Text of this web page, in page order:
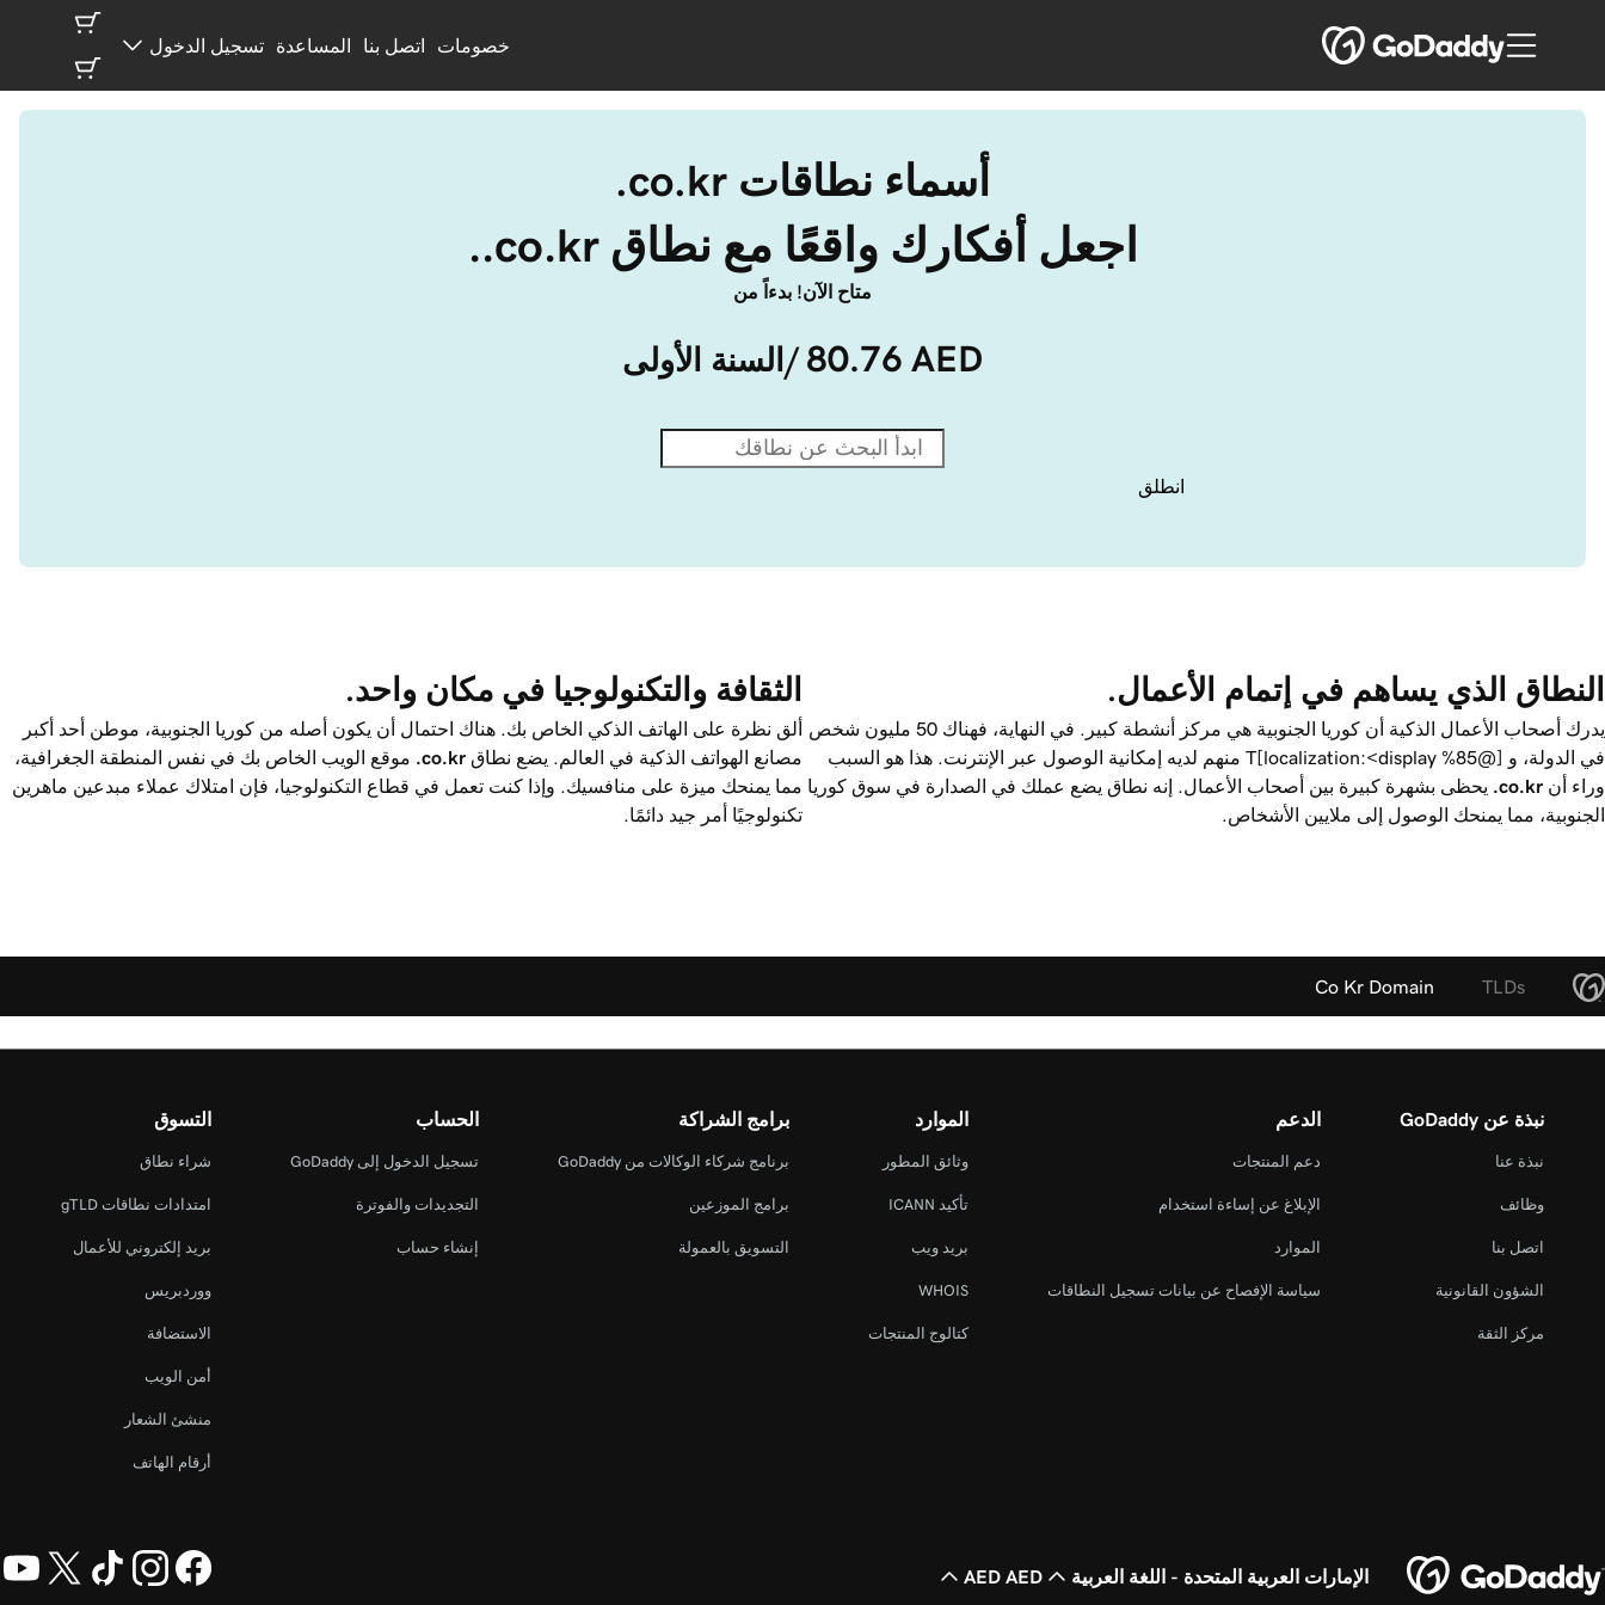
خصومات اتصل بنا المساعدة تسجيل الدخول
أسماء نطاقات ‎.co.kr
اجعل أفكارك واقعًا مع نطاق ‎.co.kr.
متاح الآن! بدءاً من
80.76 AED /السنة الأولى
انطلق
النطاق الذي يساهم في إتمام الأعمال.
يدرك أصحاب الأعمال الذكية أن كوريا الجنوبية هي مركز أنشطة كبير. في النهاية، فهناك 50 مليون شخص
في الدولة، و [@T[localization:<display%85
منهم لديه إمكانية الوصول عبر الإنترنت. هذا هو السبب
وراء أن ‎.co.kr يحظى بشهرة كبيرة بين أصحاب الأعمال. إنه نطاق يضع عملك في الصدارة في سوق كوريا
الجنوبية، مما يمنحك الوصول إلى ملايين الأشخاص.
الثقافة والتكنولوجيا في مكان واحد.
ألق نظرة على الهاتف الذكي الخاص بك. هناك احتمال أن يكون أصله من كوريا الجنوبية، موطن أحد أكبر
مصانع الهواتف الذكية في العالم. يضع نطاق ‎.co.kr موقع الويب الخاص بك في نفس المنطقة الجغرافية،
مما يمنحك ميزة على منافسيك. وإذا كنت تعمل في قطاع التكنولوجيا، فإن امتلاك عملاء مبدعين ماهرين
تكنولوجيًا أمر جيد دائمًا.
TLDs
Co Kr Domain
نبذة عن GoDaddy
نبذة عنا
وظائف
اتصل بنا
الشؤون القانونية
مركز الثقة
الدعم
دعم المنتجات
الإبلاغ عن إساءة استخدام
الموارد
سياسة الإفصاح عن بيانات تسجيل النطاقات
الموارد
وثائق المطور
تأكيد ICANN
بريد ويب
WHOIS
كتالوج المنتجات
برامج الشراكة
برنامج شركاء الوكالات من GoDaddy
برامج الموزعين
التسويق بالعمولة
الحساب
تسجيل الدخول إلى GoDaddy
التجديدات والفوترة
إنشاء حساب
التسوق
شراء نطاق
امتدادات نطاقات gTLD
بريد إلكتروني للأعمال
ووردبريس
الاستضافة
أمن الويب
منشئ الشعار
أرقام الهاتف
الإمارات العربية المتحدة - اللغة العربية AED AED